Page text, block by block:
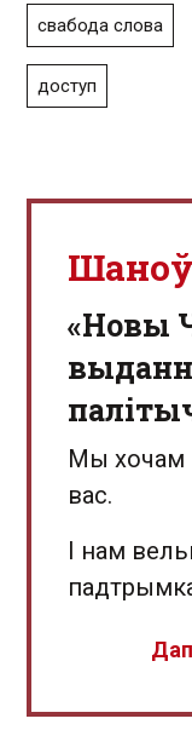
свабода слова
доступ
«Новы
Мы хочам
вас.
І нам